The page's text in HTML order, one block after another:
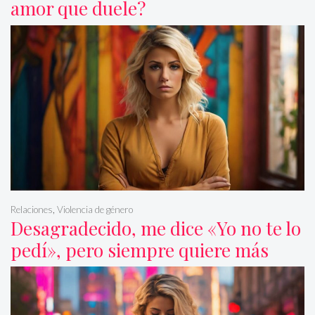
amor que duele?
Desagradecido, me dice «Yo no te lo
pedí», pero siempre quiere más
Relaciones Violencia de género